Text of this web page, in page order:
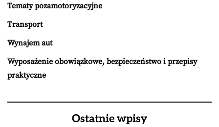
Tematy pozamotoryzacyjne
Transport
Wynajem aut
Wyposażenie obowiązkowe, bezpieczeństwo i przepisy
praktyczne
Ostatnie wpisy